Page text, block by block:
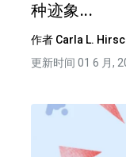
种迹象...
作者 Carla L.
更新时间 01 6 月,